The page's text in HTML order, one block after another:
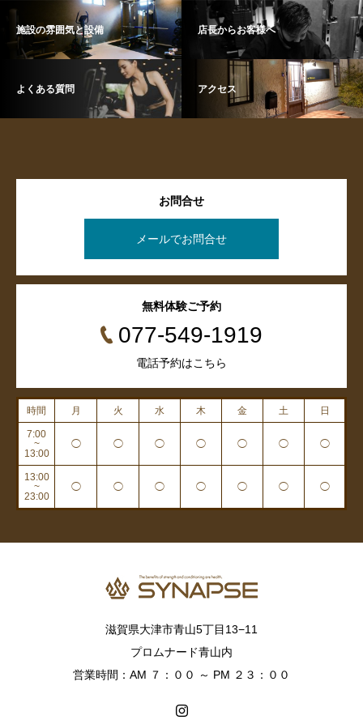
施設の雰囲気と設備 店長からお客様へ
よくある質問 アクセス
お問合せ
メールでお問合せ
無料体験ご予約
077-549-1919
電話予約はこちら
時間 月 火 水 木 金 土 日
7:00
~
13:00
◯ ◯ ◯ ◯ ◯ ◯ ◯
13:00
~
23:00
◯ ◯ ◯ ◯ ◯ ◯ ◯
滋賀県大津市青山5丁目13−11
プロムナード青山内
営業時間：AM ７：００ ～ PM ２３：００